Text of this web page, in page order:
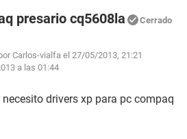
presario cq5608la Cerrado
Carlos-vialfa el 27/05/2013, 21:21
a las 01:44
drivers xp para pc compaq